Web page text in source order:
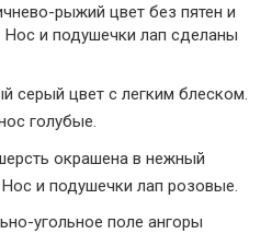
рыжий цвет без пятен и
Нос и подушечки лап сделаны
серый цвет с легким блеском.
голубые.
окрашена в нежный
и подушечки лап розовые.
угольное поле ангоры